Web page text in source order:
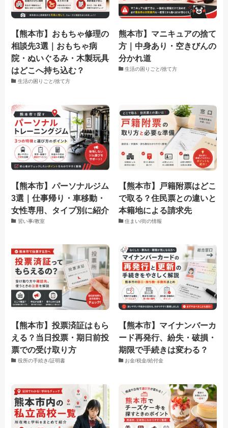
【熊本市】おもちゃ修理の
相談先3選｜おもちゃ病
院・ぬいぐるみ・木製玩具
はどこへ持ち込む？
生活の困りごと/捨て方
熊本市】マニキュアの捨て
方｜中身あり・空きびんの
分かれ道
生活の困りごと/捨て方
【熊本市】パーソナルジム
3選｜仕事帰り・車移動・
女性専用、タイプ別に紹介
習い事/教室
【熊本市】戸籍附票はどこ
で取る？住民票との違いと
本籍地による請求先
住まい/街の情報
【熊本市】投票済証はもら
える？当日投票・期日前投
票での受け取り方
役所の手続き/証明書
【熊本市】マイナンバーカ
ード再発行、紛失・破損・
期限で手続きは変わる？
お金/税金/給付金